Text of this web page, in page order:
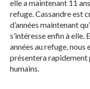
elle a maintenant 11
refuge. Cassandre est
d’années maintenant
s’intéresse enfin à elle.
années au refuge, nous
présentera rapidement
humains.